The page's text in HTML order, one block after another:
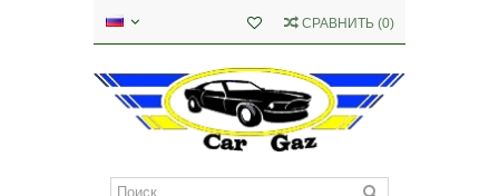
СРАВНИТЬ (0)